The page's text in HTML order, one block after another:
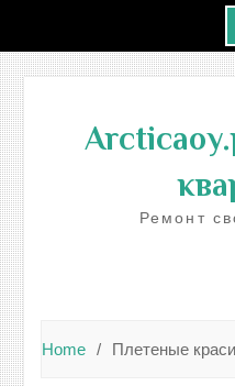
content
Ремонт
Home Плетеные